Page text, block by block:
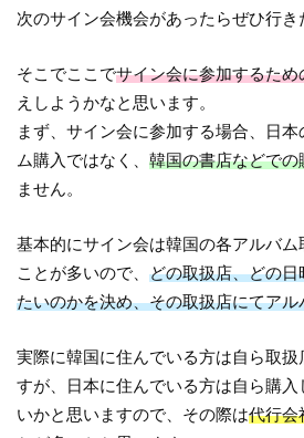
次のサイン会機会があったらぜひ行き
そこでここでサイン会に参加するた
えしようかなと思います。
まず、サイン会に参加する場合、日
ム購入ではなく、韓国の書店などでの
ません。
基本的にサイン会は韓国の各アルバム
ことが多いので、どの取扱店、どの
たいのかを決め、その取扱店にてアル
実際に韓国に住んでいる方は自ら取扱
すが、日本に住んでいる方は自ら購
いかと思いますので、その際は代行会